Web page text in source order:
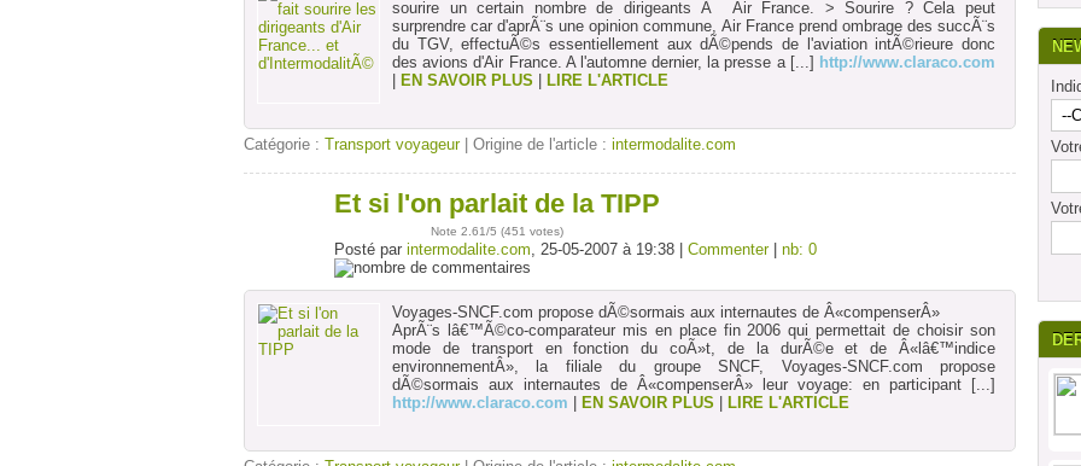
sourire un certain nombre de dirigeants Ã Air France. > Sourire ? Cela peut
surprendre car d'aprÃ¨s une opinion commune, Air France prend ombrage des succÃ¨s
du TGV, effectuÃ©s essentiellement aux dÃ©pends de l'aviation intÃ©rieure donc
des avions d'Air France. A l'automne dernier, la presse a[...] http://www.claraco.com
EN SAVOIR PLUS LIRE L'ARTICLE
Catégorie : Transport voyageur| Origine de l'article : intermodalite.com
Et si l'on parlait de la TIPP
Note 2.61/5 (451 votes)
Posté par intermodalite.com, 25-05-2007 à 19:38 | Commenter| nb: 0
Voyages-SNCF.com propose dÃ©sormais aux internautes de Â«compenserÂ»
AprÃ¨s lâ€™Ã©co-comparateur mis en place fin 2006 qui permettait de choisir son
mode de transport en fonction du coÃ»t, de la durÃ©e et de Â«lâ€™indice
environnementÂ», la filiale du groupe SNCF, Voyages-SNCF.com propose
dÃ©sormais aux internautes de Â«compenserÂ» leur voyage: en participant [...]
http://www.claraco.com
EN SAVOIR PLUS LIRE L'ARTICLE